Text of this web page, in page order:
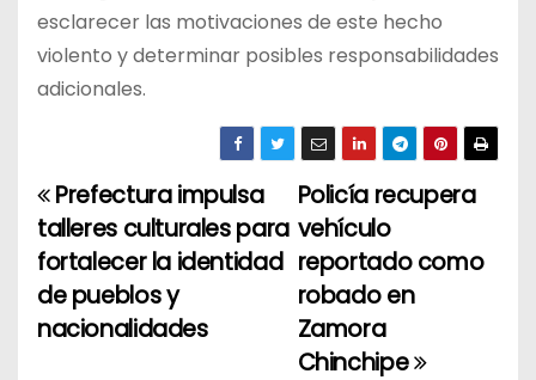
esclarecer las motivaciones de este hecho
violento y determinar posibles responsabilidades
adicionales.
N
a
v
Policía recupera
vehículo
reportado como
robado en
Zamora
Chinchipe
Prefectura impulsa
talleres culturales para
fortalecer la identidad
de pueblos y
nacionalidades